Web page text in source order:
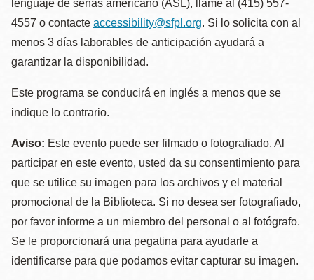
lenguaje de señas americano (ASL), llame al (415) 557-
4557 o contacte accessibility@sfpl.org. Si lo solicita con al
menos 3 días laborables de anticipación ayudará a
garantizar la disponibilidad.
Este programa se conducirá en inglés a menos que se
indique lo contrario.
Aviso: Este evento puede ser filmado o fotografiado. Al
participar en este evento, usted da su consentimiento para
que se utilice su imagen para los archivos y el material
promocional de la Biblioteca. Si no desea ser fotografiado,
por favor informe a un miembro del personal o al fotógrafo.
Se le proporcionará una pegatina para ayudarle a
identificarse para que podamos evitar capturar su imagen.